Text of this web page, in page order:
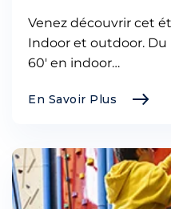
Venez découvrir cet
Indoor et outdoor. Du
60' en indoor…
En Savoir Plus